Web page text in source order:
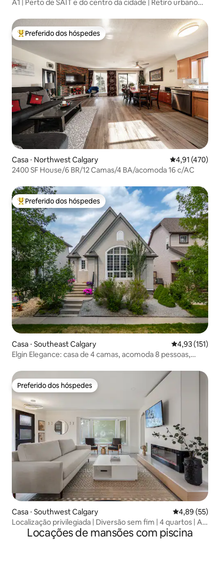
A1 | Perto de SAIT e do centro da cidade | Retiro urbano
Entre os melhores preferidos dos hóspedes
Preferido dos hóspedes
Casa ⋅ Northwest Calgary 4,91 de uma
4,91 (470)
2400 SF House/6 BR/12 Camas/4 BA/acomoda 16 c/AC
Entre os melhores preferidos dos hóspedes
Preferido dos hóspedes
Casa ⋅ Southeast Calgary 4,93 de uma
4,93 (151)
Elgin Elegance: casa de 4 camas, acomoda 8 pessoas,
Preferido dos hóspedes
Preferido dos hóspedes
Casa ⋅ Southwest Calgary 4,89 de uma
4,89 (55)
Localização privilegiada | Diversão sem fim | 4 quartos | AC
| Quintal e churrasqueira
Locações de mansões com piscina